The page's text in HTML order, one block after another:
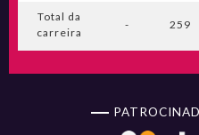
Total da
carreira
- 259